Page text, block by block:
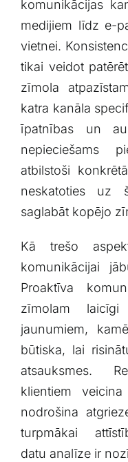
komunikācijas
medijiem līdz e-
vietnei.
tikai veidot
zīmola⁣
katra kanāla
īpatnības⁤ un
nepieciešams⁢
atbilstoši⁤
neskatoties ‌uz
saglabāt kopējo
Kā ‍trešo
komunikācijai
‍Proaktīva
zīmolam
jaunumiem,
būtiska,‍ lai
atsauksmes.
klientiem
nodrošina
turpmākai
datu⁤ analīze ​ir